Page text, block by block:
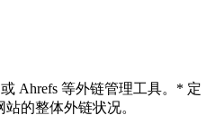
或 Ahrefs 等外链管理工具。* 定
的整体外链状况。